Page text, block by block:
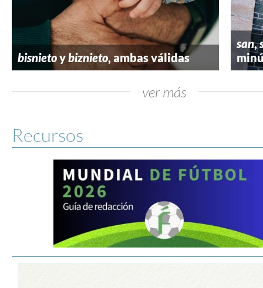
bisnietoybiznieto, ambas válidas
san,
ver más
Recursos